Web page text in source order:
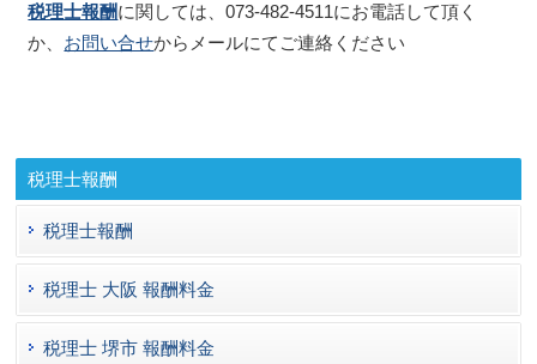
税理士報酬に関しては、073-482-4511にお電話して頂く
か、 お問い合せからメールにてご連絡ください
税理士報酬
税理士報酬
税理士 大阪 報酬料金
税理士 堺市 報酬料金